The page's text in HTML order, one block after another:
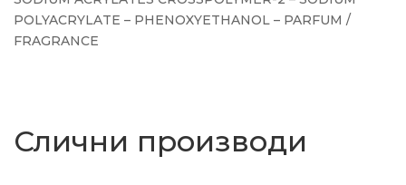
POLYACRYLATE – PHENOXYETHANOL – PARFUM /
FRAGRANCE
Слични производи